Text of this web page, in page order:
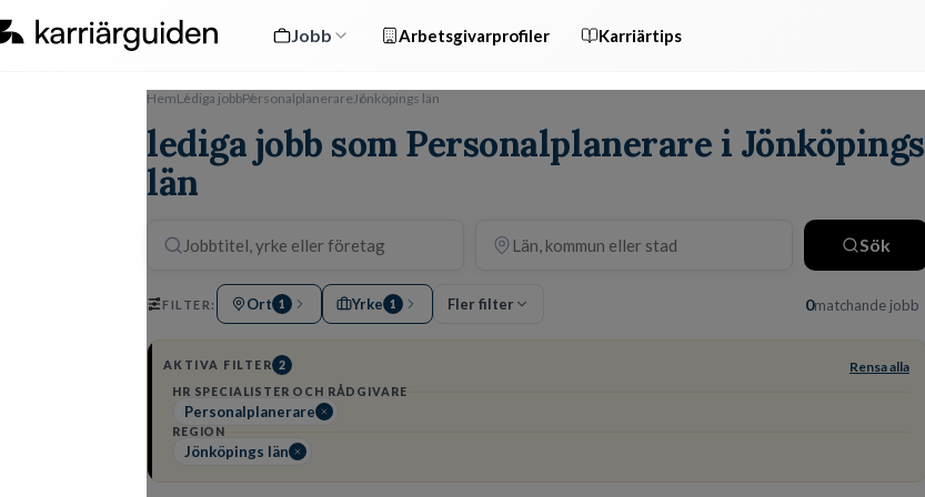
Jobb Arbetsgivarprofiler Karriärtips
HemLediga jobbPersonalplanerareJönköpings län
lediga jobb som Personalplanerare i Jönköpings
län
Sök
FILTER: Ort 1 Yrke 1 Fler filter 0matchande jobb
AKTIVA FILTER 2 Rensa alla
HR SPECIALISTER OCH RÅDGIVARE
Personalplanerare
REGION
Jönköpings län